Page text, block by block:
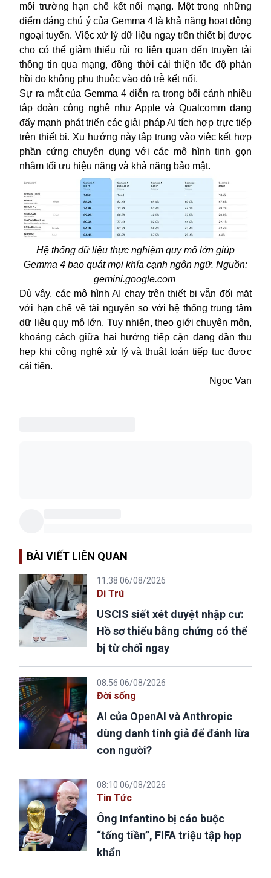
môi trường hạn chế kết nối mạng. Một trong những
điểm đáng chú ý của Gemma 4 là khả năng hoạt động
ngoại tuyến. Việc xử lý dữ liệu ngay trên thiết bị được
cho có thể giảm thiểu rủi ro liên quan đến truyền tải
thông tin qua mạng, đồng thời cải thiện tốc độ phản
hồi do không phụ thuộc vào độ trễ kết nối.
Sự ra mắt của Gemma 4 diễn ra trong bối cảnh nhiều
tập đoàn công nghệ như Apple và Qualcomm đang
đẩy mạnh phát triển các giải pháp AI tích hợp trực tiếp
trên thiết bị. Xu hướng này tập trung vào việc kết hợp
phần cứng chuyên dụng với các mô hình tinh gọn
nhằm tối ưu hiệu năng và khả năng bảo mật.
Hệ thống dữ liệu thực nghiệm quy mô lớn giúp
Gemma 4 bao quát mọi khía cạnh ngôn ngữ. Nguồn:
gemini.google.com
Dù vậy, các mô hình AI chạy trên thiết bị vẫn đối mặt
với hạn chế về tài nguyên so với hệ thống trung tâm
dữ liệu quy mô lớn. Tuy nhiên, theo giới chuyên môn,
khoảng cách giữa hai hướng tiếp cận đang dần thu
hẹp khi công nghệ xử lý và thuật toán tiếp tục được
cải tiến.
Ngoc Van
BÀI VIẾT LIÊN QUAN
11:38 06/08/2026
Di Trú
USCIS siết xét duyệt nhập cư:
Hồ sơ thiếu bằng chứng có thể
bị từ chối ngay
08:56 06/08/2026
Đời sống
AI của OpenAI và Anthropic
dùng danh tính giả để đánh lừa
con người?
08:10 06/08/2026
Tin Tức
Ông Infantino bị cáo buộc
“tống tiền”, FIFA triệu tập họp
khẩn